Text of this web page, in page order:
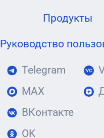
Продукты
Руководство
Telegram
MAX
ВКонтакте
OK